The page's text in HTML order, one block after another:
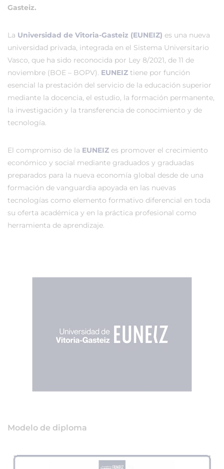
Gasteiz.
La Universidad de Vitoria-Gasteiz (EUNEIZ) es una nueva
universidad privada, integrada en el Sistema Universitario
Vasco, que ha sido reconocida por Ley 8/2021, de 11 de
noviembre (BOE – BOPV). EUNEIZ tiene por función
esencial la prestación del servicio de la educación superior
mediante la docencia, el estudio, la formación permanente,
la investigación y la transferencia de conocimiento y de
tecnología.
El compromiso de la EUNEIZ es promover el crecimiento
económico y social mediante graduados y graduadas
preparados para la nueva economía global desde de una
formación de vanguardia apoyada en las nuevas
tecnologías como elemento formativo diferencial en toda
su oferta académica y en la práctica profesional como
herramienta de aprendizaje.
Modelo de diploma